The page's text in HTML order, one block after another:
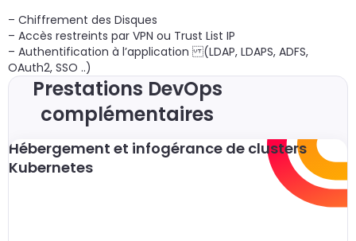
– Chiffrement des Disques
– Accès restreints par VPN ou Trust List IP
– Authentification à l’application (LDAP, LDAPS, ADFS,
OAuth2, SSO ..)
Prestations DevOps
complémentaires
Hébergement et infogérance de clusters
Kubernetes